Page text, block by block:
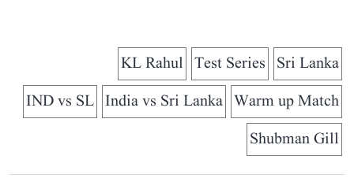
Sri Lanka
Test Series
KL Rahul
Warm up Match
India vs Sri Lanka
IND vs SL
Shubman Gill